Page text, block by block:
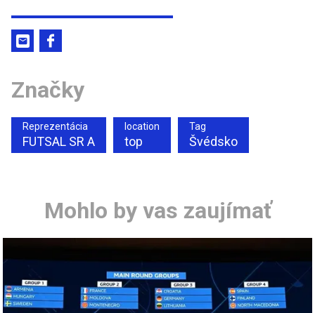
Značky
Reprezentácia
FUTSAL SR A
location
top
Tag
Švédsko
Mohlo by vas zaujímať